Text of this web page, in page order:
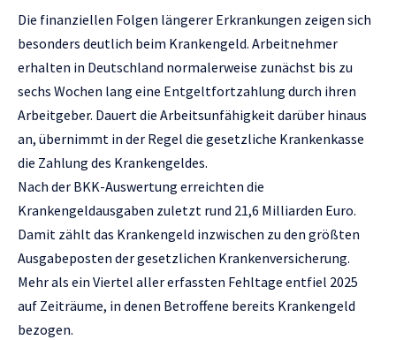
Die finanziellen Folgen längerer Erkrankungen zeigen sich
besonders deutlich beim Krankengeld. Arbeitnehmer
erhalten in Deutschland normalerweise zunächst bis zu
sechs Wochen lang eine Entgeltfortzahlung durch ihren
Arbeitgeber. Dauert die Arbeitsunfähigkeit darüber hinaus
an, übernimmt in der Regel die gesetzliche Krankenkasse
die Zahlung des Krankengeldes.
Nach der BKK-Auswertung erreichten die
Krankengeldausgaben zuletzt rund 21,6 Milliarden Euro.
Damit zählt das Krankengeld inzwischen zu den größten
Ausgabeposten der gesetzlichen Krankenversicherung.
Mehr als ein Viertel aller erfassten Fehltage entfiel 2025
auf Zeiträume, in denen Betroffene bereits Krankengeld
bezogen.